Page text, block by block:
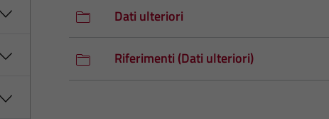
Dati ulteriori
Riferimenti (Dati ulteriori)